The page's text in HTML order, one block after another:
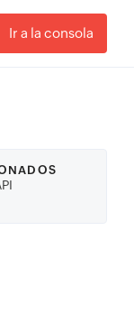
Ir a la consola